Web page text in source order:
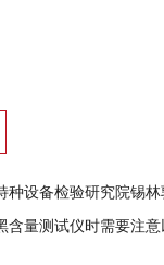
检验研究院锡林郭勒分院PE压力管道
含量测试仪时需要注意